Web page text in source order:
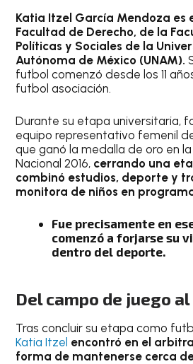
Katia Itzel García Mendoza es
Facultad de Derecho, de la
Políticas y Sociales de la
Autónoma de México (UNAM).
futbol comenzó desde los 11
futbol asociación.
Durante su etapa universitaria,
equipo representativo femenil
que ganó la medalla de oro en
Nacional 2016, cerrando una
combinó estudios, deporte y
monitora de niños en
Fue precisamente en
comenzó a forjarse su
dentro del deporte.
Del campo de juego
Tras concluir su etapa como
Katia Itzel encontró en el
forma de mantenerse cerca